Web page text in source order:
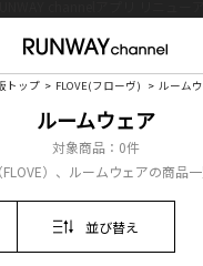
トップ FLOVE(フローヴ) ルーム
ルームウェア
対象商品： 0件
）、ルームウェアの商品一
並び替え